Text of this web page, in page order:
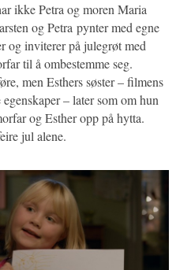
ikke Petra og moren Maria
og Petra pynter med egne
og inviterer på julegrøt med
til å ombestemme seg.
men Esthers søster – filmens
– later som om hun
og Esther opp på hytta.
jul alene.